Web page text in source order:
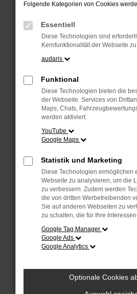
Beim Laden ist ein Fehler
Hier sind ein paar Tipps, die
Überprüfe deine
Internetverbindung.
Laden andere
deine Suchmaschine?
Prüfe deine
Manche Erweiterungen,
können das Laden
verhindern. Funktioniert
anderen Browser oder in
Fenster?
Starte dein Gerät neu.
Das kann manchmal
vorübergehende
Stelle sicher, dass dein
Betriebssystem auf dem
Veraltete Software birgt
Folgende Kategorien von Cookies
Essentiell
Diese Technologien sind
Kernfunktionalität der Webseite
audaris
Funktional
Diese Technologien bieten die
der Webseite. Services von
Maps, Chats,
werden aktiviert.
YouTube
Google Maps
Statistik und Marketing
Diese Technologien ermöglichen
Webseite zu analysieren, um die
zu verbessern. Zudem werden
die von dritten Werbetreibenden
Sie auf anderen Webseiten zu
zu schalten, die für Ihre
Google Tag Manager
Google Ads
Google Analytics
Optionale Cookies